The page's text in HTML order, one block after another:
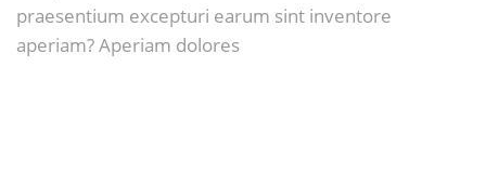
praesentium excepturi earum sint inventore
aperiam? Aperiam dolores